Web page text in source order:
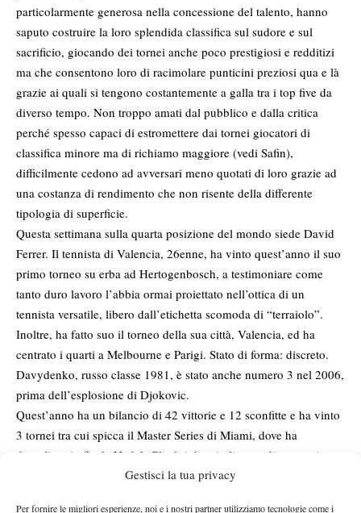
Gestisci la tua privacy
Per fornire le migliori esperienze, noi e i nostri partner utilizziamo tecnologie come i
particolarmente generosa nella concessione del talento, hanno
saputo costruire la loro splendida classifica sul sudore e sul
sacrificio, giocando dei tornei anche poco prestigiosi e redditizi
ma che consentono loro di racimolare punticini preziosi qua e là
grazie ai quali si tengono costantemente a galla tra i top five da
diverso tempo. Non troppo amati dal pubblico e dalla critica
perché spesso capaci di estromettere dai tornei giocatori di
classifica minore ma di richiamo maggiore (vedi Safin),
difficilmente cedono ad avversari meno quotati di loro grazie ad
una costanza di rendimento che non risente della differente
tipologia di superficie.
Questa settimana sulla quarta posizione del mondo siede David
Ferrer. Il tennista di Valencia, 26enne, ha vinto quest’anno il suo
primo torneo su erba ad Hertogenbosch, a testimoniare come
tanto duro lavoro l’abbia ormai proiettato nell’ottica di un
tennista versatile, libero dall’etichetta scomoda di “terraiolo”.
Inoltre, ha fatto suo il torneo della sua città, Valencia, ed ha
centrato i quarti a Melbourne e Parigi. Stato di forma: discreto.
Davydenko, russo classe 1981, è stato anche numero 3 nel 2006,
prima dell’esplosione di Djokovic.
Quest’anno ha un bilancio di 42 vittorie e 12 sconfitte e ha vinto
3 tornei tra cui spicca il Master Series di Miami, dove ha
demolitoo in finale Nadal. Gli altri due titoli sono di categoria
inferiore: Varsavia e Portschach, entrambi su terra rossa.